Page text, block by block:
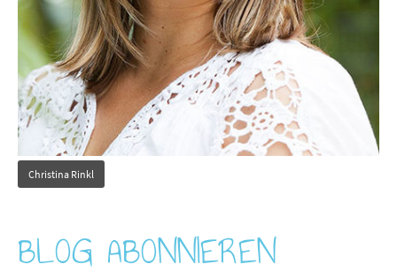
Christina Rinkl
BLOG ABONNIEREN